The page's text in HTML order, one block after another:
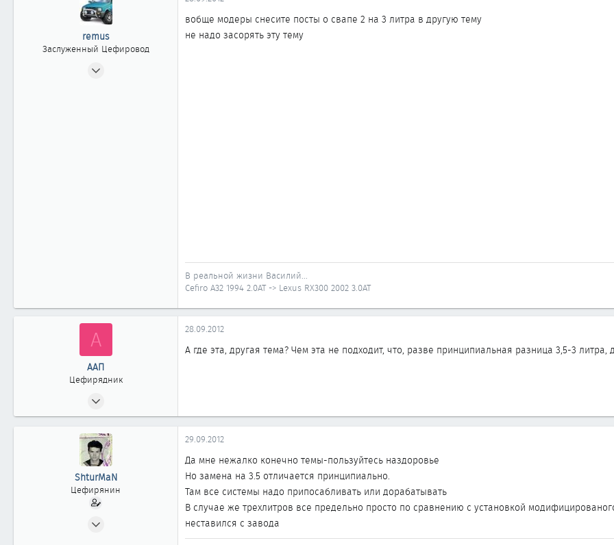
а
remus
Заслуженный Цефировод
вобще модеры снесите посты о свапе 2 на 3 литра в другую тему
не надо засорять эту тему
В реальной жизни Василий...
Cefiro A32 1994 2.0AT -> Lexus RX300 2002 3.0AT
А
ААП
Цефирядник
70
28.09.2012
А где эта, другая тема? Чем эта не подходит, что, разве принципиальная разница 3,5-3
ShturMaN
Цефирянин
29.09.2012
Да мне нежалко конечно темы-пользуйтесь наздоровье
Но замена на 3.5 отличается принципиально.
Там все системы надо припосабливать или дорабатывать
В случае же трехлитров все предельно просто по сравнению с установкой
неставился с завода